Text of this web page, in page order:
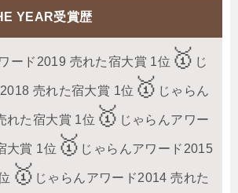
YEAR受賞歴
ード2019 売れた宿大賞 1位 じ
売れた宿大賞 1位 じゃらん
れた宿大賞 1位 じゃらんアワー
大賞 1位 じゃらんアワード2015
じゃらんアワード2014 売れた